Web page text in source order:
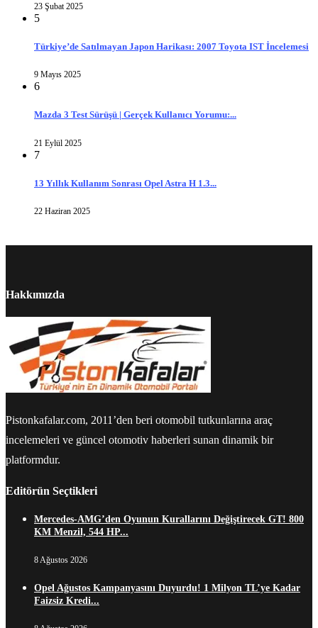
23 Şubat 2025
5
Türkiye’de Satılmayan Japon Harikası: 2007 Toyota IST İncelemesi
9 Mayıs 2025
6
Mazda 3 Test Sürüşü | Gerçek Kullanıcı Yorumu:...
21 Eylül 2025
7
13 Yıllık Kullanım Sonrası Opel Astra H 1.3...
22 Haziran 2025
Hakkımızda
Pistonkafalar.com, 2011’den beri otomobil tutkunlarına araç
incelemeleri ve güncel otomotiv haberleri sunan dinamik bir
platformdur.
Editörün Seçtikleri
Mercedes-AMG’den Oyunun Kurallarını Değiştirecek GT! 800
KM Menzil, 544 HP...
8 Ağustos 2026
Opel Ağustos Kampanyasını Duyurdu! 1 Milyon TL’ye Kadar
Faizsiz Kredi...